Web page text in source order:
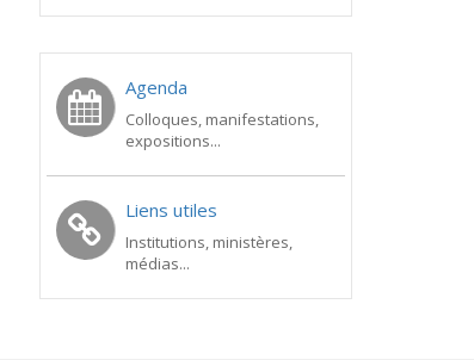
Agenda
Colloques, manifestations,
expositions...
Liens utiles
Institutions, ministères,
médias...